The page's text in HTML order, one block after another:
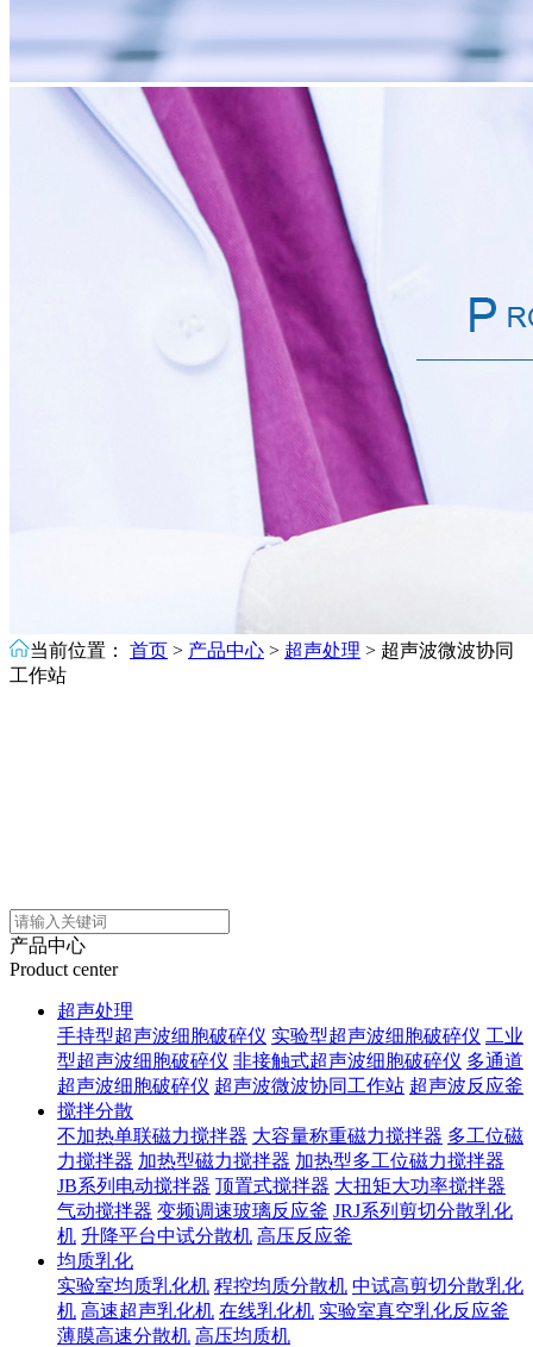
当前位置： 首页 > 产品中心 > 超声处理 > 超声波微波协同
工作站
产品中心
Product center
超声处理
手持型超声波细胞破碎仪 实验型超声波细胞破碎仪 工业
型超声波细胞破碎仪 非接触式超声波细胞破碎仪 多通道
超声波细胞破碎仪 超声波微波协同工作站 超声波反应釜
搅拌分散
不加热单联磁力搅拌器 大容量称重磁力搅拌器 多工位磁
力搅拌器 加热型磁力搅拌器 加热型多工位磁力搅拌器
JB系列电动搅拌器 顶置式搅拌器 大扭矩大功率搅拌器
气动搅拌器 变频调速玻璃反应釜 JRJ系列剪切分散乳化
机 升降平台中试分散机 高压反应釜
均质乳化
实验室均质乳化机 程控均质分散机 中试高剪切分散乳化
机 高速超声乳化机 在线乳化机 实验室真空乳化反应釜
薄膜高速分散机 高压均质机